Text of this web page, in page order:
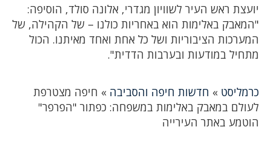
יועצת ראש העיר לשוויון מגדרי, אלונה סולד, הוסיפה:
"המאבק באלימות הוא באחריות כולנו – של הקהילה, של
המערכות הציבוריות ושל כל אחת ואחד מאיתנו. הכול
מתחיל במודעות ובערבות הדדית".
כרמליסט » חדשות חיפה והסביבה » חיפה מצטרפת
לעולם במאבק באלימות במשפחה: כפתור "הפרפר"
הוטמע באתר העירייה